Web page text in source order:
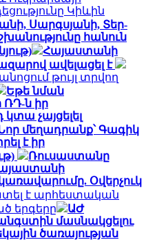
Կիևին
Սարգսյանի, Տեր-
հանուն
Հայաստանի
ավելացել է
թույլ տրվող
Եթե նման
ՌԴ-ն իր
չայցելել
մեղադրանք՝ Գագիկ
է իր
Ռուսաստանը
Օվերչուկ
է արհեստական
երգերը
ԱԺ
մասնակցելու
ծառայության